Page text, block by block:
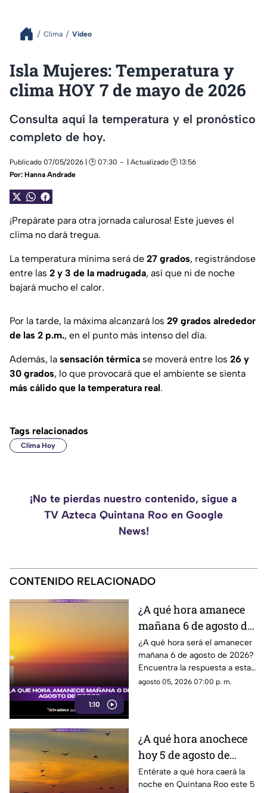
Clima Video
Isla Mujeres: Temperatura y
clima HOY 7 de mayo de 2026
Consulta aquí la temperatura y el pronóstico
completo de hoy.
Publicado 07/05/2026 | 🕑 07:30
| Actualizado 🕑 13:56
Por: Hanna Andrade
¡Prepárate para otra jornada calurosa! Este jueves el
clima no dará tregua.
La temperatura mínima será de 27 grados, registrándose
entre las 2 y 3 de la madrugada, así que ni de noche
bajará mucho el calor.
Por la tarde, la máxima alcanzará los 29 grados alrededor
de las 2 p.m., en el punto más intenso del día.
Además, la sensación térmica se moverá entre los 26 y
30 grados, lo que provocará que el ambiente se sienta
más cálido que la temperatura real.
Tags relacionados
Clima Hoy
¡No te pierdas nuestro contenido, sigue a
TV Azteca Quintana Roo en Google
News!
CONTENIDO RELACIONADO
1:10
¿A qué hora amanece
mañana 6 de agosto de
2026?
¿A qué hora será el amanecer
mañana 6 de agosto de 2026?
Encuentra la respuesta a esta
incógnita sobre el horario del
agosto 05, 2026 07:00 p. m.
¿A qué hora anochece
hoy 5 de agosto de
2026?
Entérate a qué hora caerá la
noche en Quintana Roo este 5